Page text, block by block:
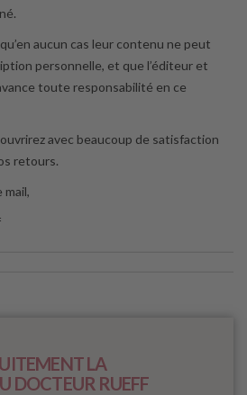
aucun cas leur contenu ne peut
personnelle, et que l’éditeur et
toute responsabilité en ce
avec beaucoup de satisfaction
retours.
LA
DOCTEUR RUEFF